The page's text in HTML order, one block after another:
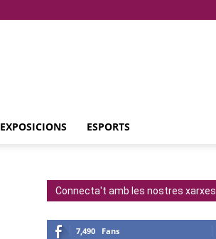
EXPOSICIONS ESPORTS
Connecta't amb les nostres xarxes
7,490 Fans